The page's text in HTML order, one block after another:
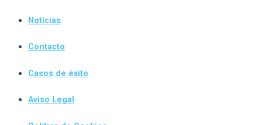
Noticias
Contacto
Casos de éxito
Aviso Legal